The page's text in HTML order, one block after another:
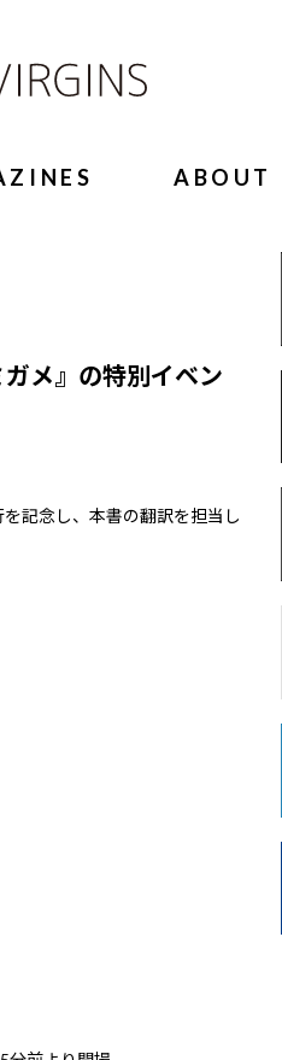
ABOUT
メ』の特別イベン
を記念し、本書の翻訳を担当し